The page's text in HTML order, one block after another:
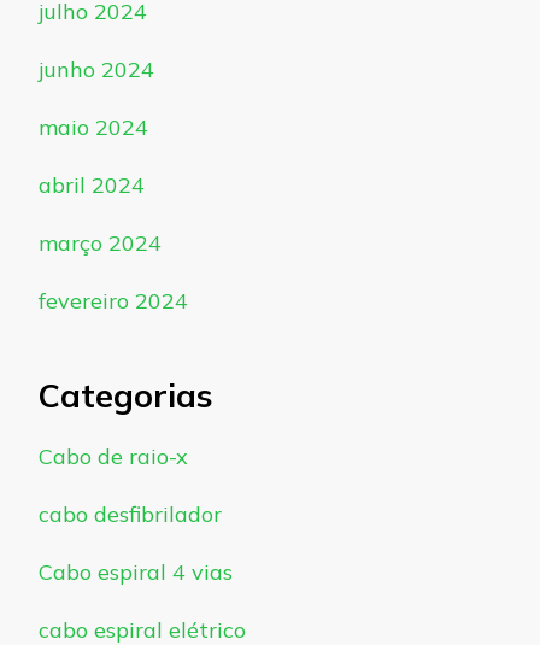
julho 2024
junho 2024
maio 2024
abril 2024
março 2024
fevereiro 2024
Categorias
Cabo de raio-x
cabo desfibrilador
Cabo espiral 4 vias
cabo espiral elétrico